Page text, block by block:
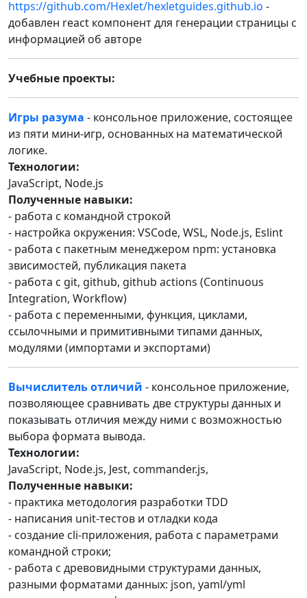
https://github.com/Hexlet/hexletguides.github.io -
добавлен react компонент для генерации страницы с
информацией об авторе
Учебные проекты:
Игры разума - консольное приложение, состоящее
из пяти мини-игр, основанных на математической
логике.
Технологии:
JavaScript, Node.js
Полученные навыки:
- работа с командной строкой
- настройка окружения: VSCode, WSL, Node.js, Eslint
- работа с пакетным менеджером npm: установка
звисимостей, публикация пакета
- работа с git, github, github actions (Continuous
Integration, Workflow)
- работа с переменными, функция, циклами,
ссылочными и примитивными типами данных,
модулями (импортами и экспортами)
Вычислитель отличий - консольное приложение,
позволяющее сравнивать две структуры данных и
показывать отличия между ними с возможностью
выбора формата вывода.
Технологии:
JavaScript, Node.js, Jest, commander.js,
Полученные навыки:
- практика методология разработки TDD
- написания unit-тестов и отладки кода
- создание cli-приложения, работа с параметрами
командной строки;
- работа с древовидными структурами данных,
разными форматами данных: json, yaml/yml